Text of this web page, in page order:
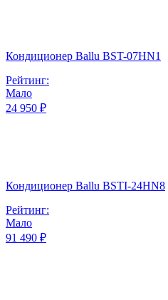
Кондиционер Ballu BST-07HN1
Рейтинг:
Мало
24 950 ₽
Кондиционер Ballu BSTI-24HN8
Рейтинг:
Мало
91 490 ₽